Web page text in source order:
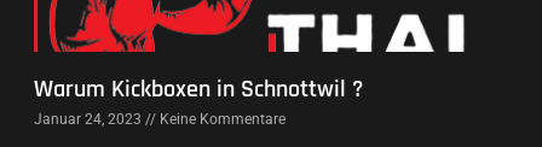
Warum Kickboxen in Schnottwil ?
Januar 24, 2023 Keine Kommentare